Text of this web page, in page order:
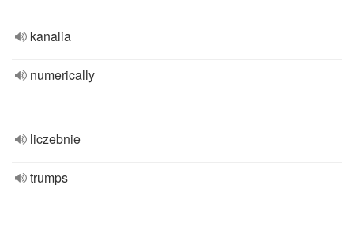
kanalia
numerically
liczebnie
trumps